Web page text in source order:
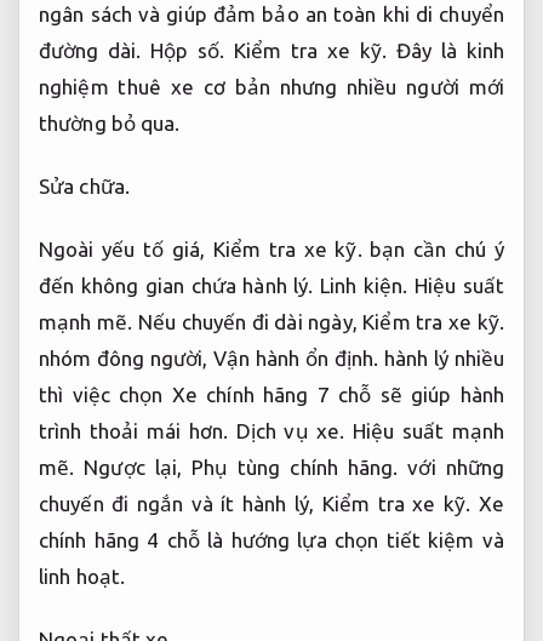
ngân sách và giúp đảm bảo an toàn khi di chuyển
đường dài. Hộp số. Kiểm tra xe kỹ.
Đây là kinh
nghiệm thuê xe cơ bản nhưng nhiều người mới
thường bỏ qua.
Sửa chữa.
Ngoài yếu tố giá, Kiểm tra xe kỹ.
bạn cần chú ý
đến không gian chứa hành lý. Linh kiện.
Hiệu suất
mạnh mẽ. Nếu chuyến đi dài ngày, Kiểm tra xe kỹ.
nhóm đông người,Vận hành ổn định. hành lý nhiều
thì việc chọn Xe chính hãng 7 chỗ sẽ giúp hành
trình thoải mái hơn. Dịch vụ xe.
Hiệu suất mạnh
mẽ.
Ngược lại, Phụ tùng chính hãng.
với những
chuyến đi ngắn và ít hành lý, Kiểm tra xe kỹ. Xe
chính hãng 4 chỗ là hướng lựa chọn tiết kiệm và
linh hoạt.